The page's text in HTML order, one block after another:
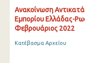
Ανακοίνωση
Εμπορίου Ελλάδας-
Φεβρουάριος 2022
Κατέβασμα Αρχείου